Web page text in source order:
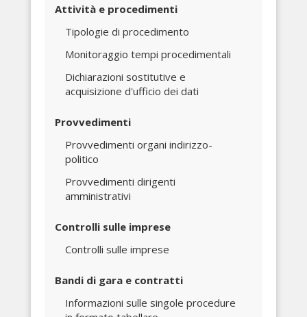
Attività e procedimenti
Tipologie di procedimento
Monitoraggio tempi procedimentali
Dichiarazioni sostitutive e
acquisizione d'ufficio dei dati
Provvedimenti
Provvedimenti organi indirizzo-
politico
Provvedimenti dirigenti
amministrativi
Controlli sulle imprese
Controlli sulle imprese
Bandi di gara e contratti
Informazioni sulle singole procedure